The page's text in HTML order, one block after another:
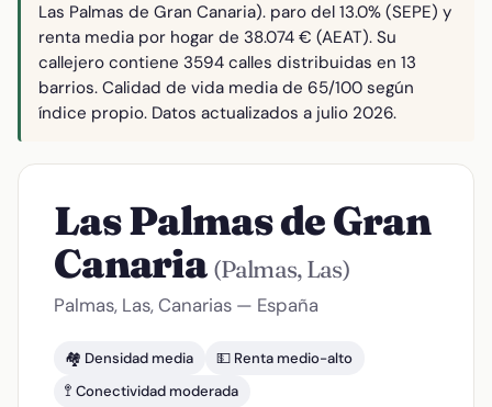
Las Palmas de Gran Canaria). paro del 13.0% (SEPE) y
renta media por hogar de 38.074 € (AEAT). Su
callejero contiene 3594 calles distribuidas en 13
barrios. Calidad de vida media de 65/100 según
índice propio. Datos actualizados a julio 2026.
Las Palmas de Gran
Canaria (Palmas, Las)
Palmas, Las, Canarias — España
🏘️ Densidad media
💵 Renta medio-alto
🚏 Conectividad moderada